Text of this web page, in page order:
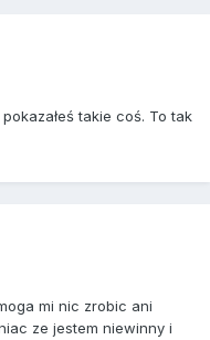
takie coś. To tak
mi nic zrobic ani
ze jestem niewinny i